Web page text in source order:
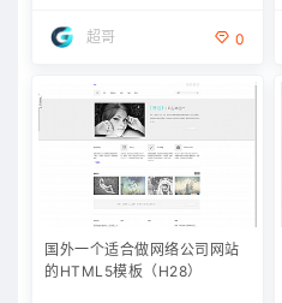
超哥 0
国外一个适合做网络公司网站
的HTML5模板（H28）